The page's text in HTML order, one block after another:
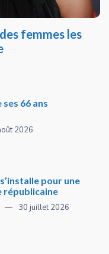
femmes les
66 ans
2026
pour une
républicaine
30 juillet 2026